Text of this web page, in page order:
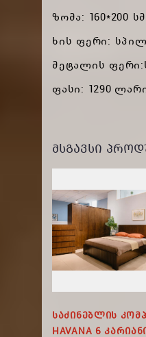
ზომა: 160*200 სმ
ხის ფერი:
მეტალის
ფასი: 1290
ᲛᲡᲒᲐᲕᲡᲘ
Საძინებლის
HAVANA 6